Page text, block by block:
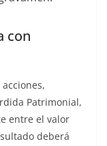
con
Patrimonial,
entre el valor
deberá